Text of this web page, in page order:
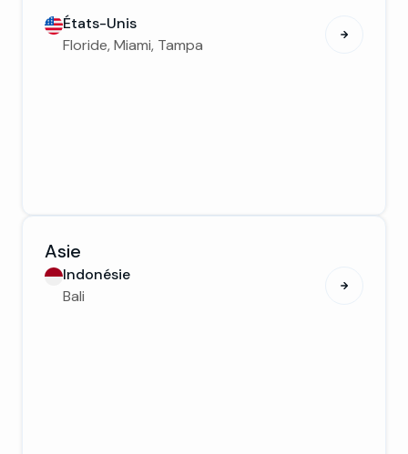
États-Unis
Floride, Miami, Tampa
Asie
Indonésie
Bali